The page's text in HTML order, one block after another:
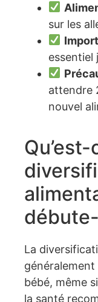
sur les
essentiel
attendre
nouvel
La
bébé, même
la santé